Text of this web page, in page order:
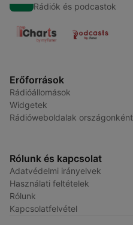
Rádiók és podcastok
Erőforrások
Rádióállomások
Widgetek
Rádióweboldalak országonként
Rólunk és kapcsolat
Adatvédelmi irányelvek
Használati feltételek
Rólunk
Kapcsolatfelvétel